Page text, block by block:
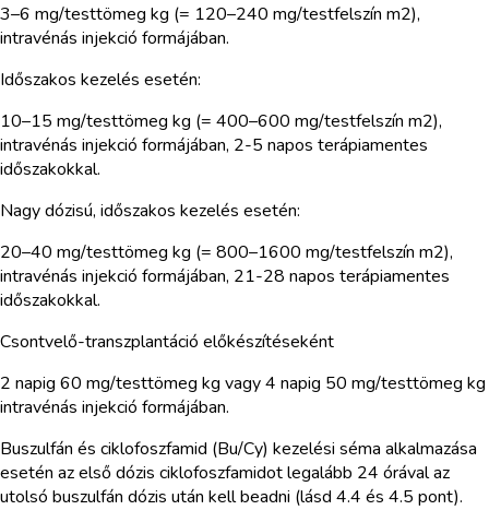
3–6 mg/testtömeg kg (= 120–240 mg/testfelszín m2),
intravénás injekció formájában.
Időszakos kezelés esetén:
10–15 mg/testtömeg kg (= 400–600 mg/testfelszín m2),
intravénás injekció formájában, 2-5 napos terápiamentes
időszakokkal.
Nagy dózisú, időszakos kezelés esetén:
20–40 mg/testtömeg kg (= 800–1600 mg/testfelszín m2),
intravénás injekció formájában, 21-28 napos terápiamentes
időszakokkal.
Csontvelő-transzplantáció előkészítéseként
2 napig 60 mg/testtömeg kg vagy 4 napig 50 mg/testtömeg kg
intravénás injekció formájában.
Buszulfán és ciklofoszfamid (Bu/Cy) kezelési séma alkalmazása
esetén az első dózis ciklofoszfamidot legalább 24 órával az
utolsó buszulfán dózis után kell beadni (lásd 4.4 és 4.5 pont).